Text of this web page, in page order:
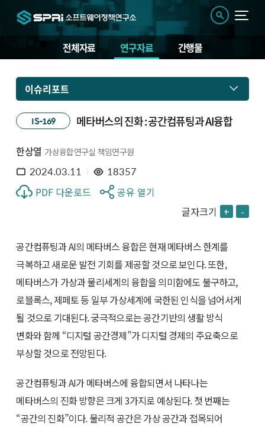
전체자료 연구자료 간행물
이슈리포트
IS-169 메타버스의 진화 : 공간컴퓨팅과 AI융합
한상열 가상융합연구실 책임연구원
2024.03.11 18357
PDF 다운로드
공유 열기
글자크기 + -
공간컴퓨팅과 AI의 메타버스 융합은 현재 메타버스 한계를
극복하고 새로운 발전 기회를 제공할 것으로 보인다. 또한,
메타버스가 가상과 물리세계의 융합을 의미함에도 불구하고,
로블록스, 제페토 등 일부 가상세계에 국한된 인식을 넘어서게
될 것으로 기대된다. 궁극적으로는 공간기반의 생활 방식
변화와 함께 “디지털 공간경제”가 디지털 경제의 주요축으로
부상할 것으로 전망된다.
공간컴퓨팅과 AI가 메타버스에 융합되면서 나타나는
메타버스의 진화 방향은 크게 3가지로 예상된다. 첫 번째는
“공간의 진화”이다. 물리적 공간은 가상 공간과 접목되어